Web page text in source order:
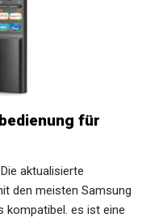
für
aktualisierte
den meisten Samsung
kompatibel. es ist eine